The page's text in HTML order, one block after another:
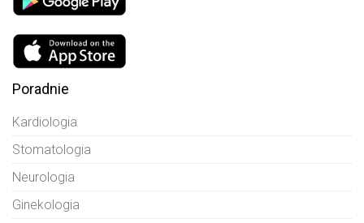
Poradnie
Kardiologia
Stomatologia
Neurologia
Ginekologia